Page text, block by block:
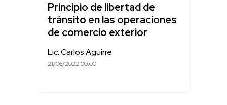
Principio de libertad de
tránsito en las operaciones
de comercio exterior
Lic. Carlos Aguirre
21/06/2022 00:00